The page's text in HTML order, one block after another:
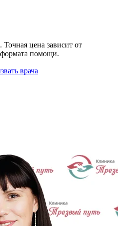
цена зависит от
помощи.
врача